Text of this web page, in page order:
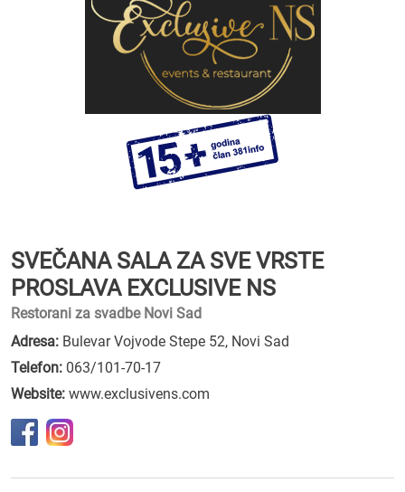
SVEČANA SALA ZA SVE VRSTE
PROSLAVA EXCLUSIVE NS
Restorani za svadbe Novi Sad
Adresa: Bulevar Vojvode Stepe 52, Novi Sad
Telefon: 063/101-70-17
Website: www.exclusivens.com